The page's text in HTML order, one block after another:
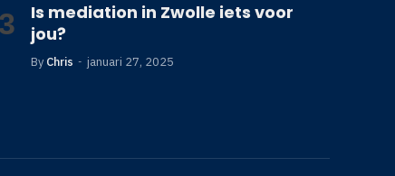
Is mediation in Zwolle iets voor
jou?
By Chris januari 27, 2025